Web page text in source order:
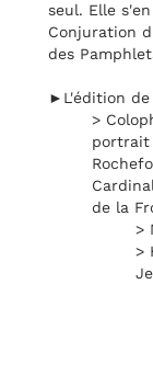
seul. Elle
Conjuration
des
►L'édition
>
portrait
de la
>
>